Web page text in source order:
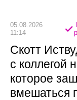
05.08.2026
11:14
Скотт
с коллегой
которое
вмешаться